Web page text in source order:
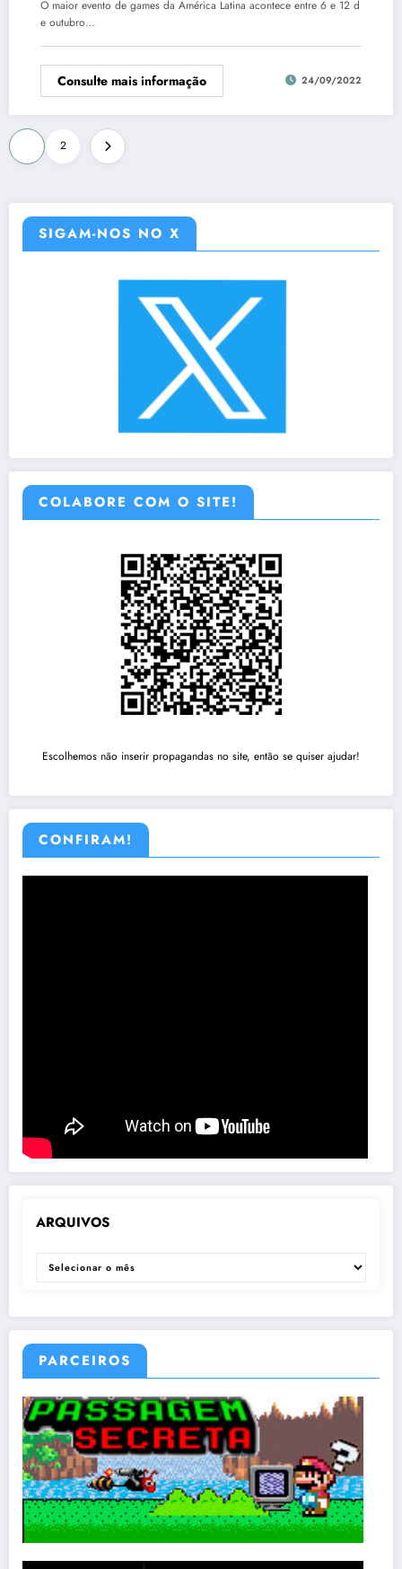
O maior evento de games da América Latina acontece entre 6 e 12 d
e outubro…
Consulte mais informação 24/09/2022
Paginação
de
posts
2
SIGAM-NOS NO X
COLABORE COM O SITE!
Escolhemos não inserir propagandas no site, então se quiser ajudar!
CONFIRAM!
ARQUIVOS
ARQUIVOS
PARCEIROS